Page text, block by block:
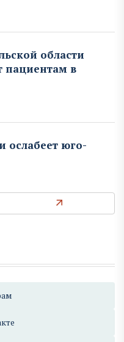
области
пациентам в
ослабеет юго-